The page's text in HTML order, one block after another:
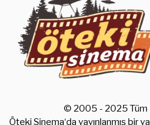
© 2005 - 2025 Tüm
Öteki Sinema‘da yayınlanmış bir